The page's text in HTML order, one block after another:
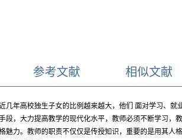
参考文献 相似文献
几年高校独生子女的比例越来越大，他们 面对学习、
段，大力提高教学的现代化水平，教师必须不断学习，
魅力。教师的职责不仅仅是传授知识，重要的是用其人